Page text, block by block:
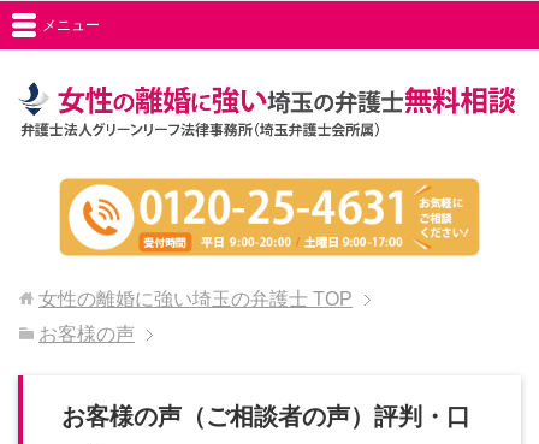
メニュー
女性の離婚に強い埼玉の弁護士 TOP
お客様の声
お客様の声（ご相談者の声）評判・口